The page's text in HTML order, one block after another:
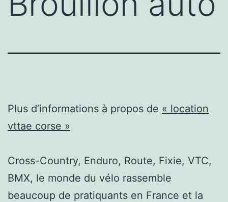
Plus d’informations à propos de « location
vttae corse »
Cross-Country, Enduro, Route, Fixie, VTC,
BMX, le monde du vélo rassemble
beaucoup de pratiquants en France et la